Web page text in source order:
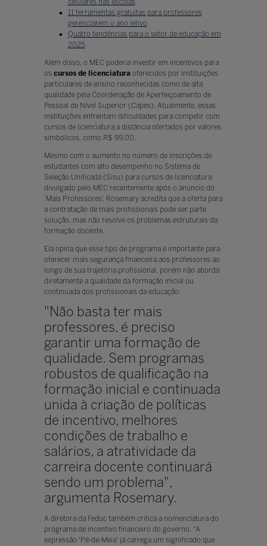
celulares nas escolas
11 ferramentas gratuitas para professores
gerenciarem o ano letivo
Quatro tendências para o setor de educação em
2025
Além disso, o MEC poderia investir em incentivos para
oscursos de licenciatura oferecidos por instituições
particulares de ensino reconhecidas como de alta
qualidade pela Coordenação de Aperfeiçoamento de
Pessoal de Nível Superior (Capes). Atualmente, essas
instituições enfrentam dificuldades para competir com
cursos de licenciatura a distância ofertados por valores
simbólicos, como R$ 99,00.
Mesmo com o aumento no número de inscrições de
estudantes com alto desempenho no Sistema de
Seleção Unificada (Sisu) para cursos de licenciatura
divulgado pelo MEC recentemente após o anúncio do
‘Mais Professores’, Rosemary acredita que a oferta para
a contratação de mais profissionais pode ser parte
solução, mas não resolve os problemas estruturais da
formação docente.
Ela opina que esse tipo de programa é importante para
oferecer mais segurança financeira aos professores ao
longo de sua trajetória profissional, porém não aborda
diretamente a qualidade da formação inicial ou
continuada dos profissionais da educação.
"Não basta ter mais
professores, é preciso
garantir uma formação de
qualidade. Sem programas
robustos de qualificação na
formação inicial e continuada
unida à criação de políticas
de incentivo, melhores
condições de trabalho e
salários, a atratividade da
carreira docente continuará
sendo um problema",
argumenta Rosemary.
A diretora da Feduc também critica a nomenclatura do
programa de incentivo financeiro do governo. "A
expressão 'Pé-de-Meia' já carrega um significado que